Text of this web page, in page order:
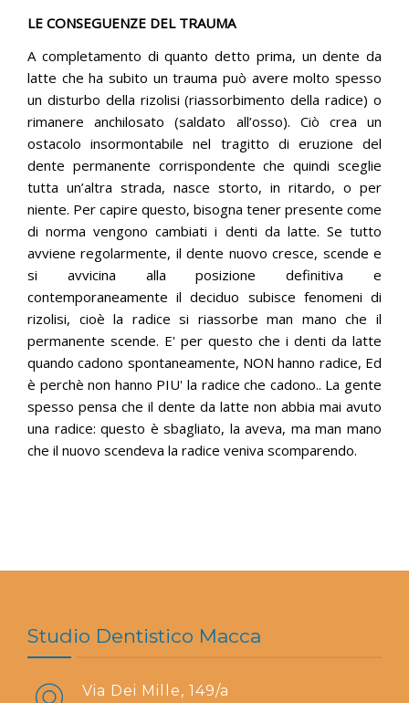
LE CONSEGUENZE DEL TRAUMA
A completamento di quanto detto prima, un dente da
latte che ha subito un trauma può avere molto spesso
un disturbo della rizolisi (riassorbimento della radice) o
rimanere anchilosato (saldato all’osso). Ciò crea un
ostacolo insormontabile nel tragitto di eruzione del
dente permanente corrispondente che quindi sceglie
tutta un’altra strada, nasce storto, in ritardo, o per
niente. Per capire questo, bisogna tener presente come
di norma vengono cambiati i denti da latte. Se tutto
avviene regolarmente, il dente nuovo cresce, scende e
si avvicina alla posizione definitiva e
contemporaneamente il deciduo subisce fenomeni di
rizolisi, cioè la radice si riassorbe man mano che il
permanente scende. E' per questo che i denti da latte
quando cadono spontaneamente, NON hanno radice, Ed
è perchè non hanno PIU' la radice che cadono.. La gente
spesso pensa che il dente da latte non abbia mai avuto
una radice: questo è sbagliato, la aveva, ma man mano
che il nuovo scendeva la radice veniva scomparendo.
Studio Dentistico Macca
Via Dei Mille, 149/a